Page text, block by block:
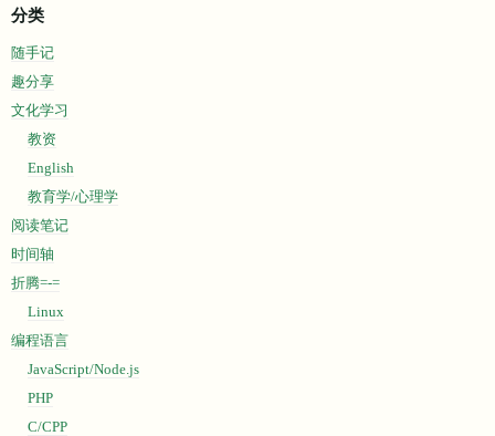
分类
随手记
趣分享
文化学习
教资
English
教育学/心理学
阅读笔记
时间轴
折腾=-=
Linux
编程语言
JavaScript/Node.js
PHP
C/CPP